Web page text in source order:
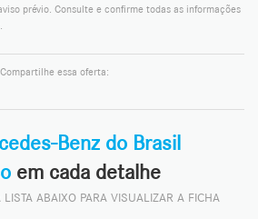
prévio. Consulte e confirme todas as informações
Compartilhe essa oferta:
Benz do Brasil
em cada detalhe
ABAIXO PARA VISUALIZAR A FICHA